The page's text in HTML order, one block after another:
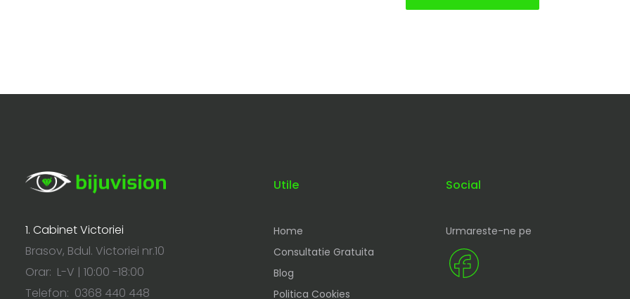
1. Cabinet Victoriei
Brasov, Bdul. Victoriei nr.10
Orar: L-V | 10:00 -18:00
Telefon: 0368 440 448
Utile
Home
Consultatie Gratuita
Blog
Politica Cookies
Social
Urmareste-ne pe